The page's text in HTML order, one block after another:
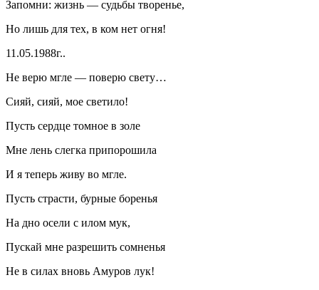
Запомни: жизнь — судьбы творенье,
Но лишь для тех, в ком нет огня!
11.05.1988г..
Не верю мгле — поверю свету…
Сияй, сияй, мое светило!
Пусть сердце томное в золе
Мне лень слегка припорошила
И я теперь живу во мгле.
Пусть страсти, бурные боренья
На дно осели с илом мук,
Пускай мне разрешить сомненья
Не в силах вновь Амуров лук!